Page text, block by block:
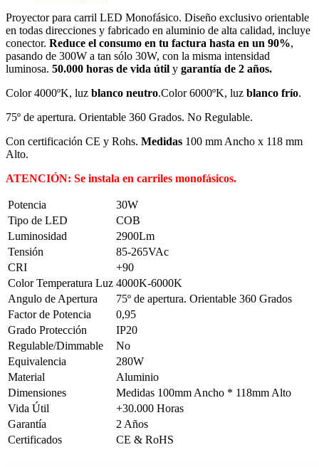
Proyector para carril LED Monofásico. Diseño exclusivo orientable
en todas direcciones y fabricado en aluminio de alta calidad, incluye
conector. Reduce el consumo en tu factura hasta en un 90%,
pasando de 300W a tan sólo 30W, con la misma intensidad
luminosa. 50.000 horas de vida útil y garantía de 2 años.
Color 4000ºK, luz blanco neutro.Color 6000ºK, luz blanco frío.
75º de apertura. Orientable 360 Grados. No Regulable.
Con certificación CE y Rohs. Medidas 100 mm Ancho x 118 mm
Alto.
ATENCIÓN: Se instala en carriles monofásicos.
Potencia
30W
Tipo de LED
COB
Luminosidad
2900Lm
Tensión
85-265VAc
CRI
+90
Color Temperatura Luz 4000K-6000K
Angulo de Apertura
75º de apertura. Orientable 360 Grados
Factor de Potencia
0,95
Grado Protección
IP20
Regulable/Dimmable
No
Equivalencia
280W
Material
Aluminio
Dimensiones
Medidas 100mm Ancho * 118mm Alto
Vida Útil
+30.000 Horas
Garantía
2 Años
Certificados
CE & RoHS